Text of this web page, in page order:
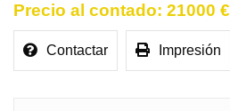
21000 €
Contactar Impresión